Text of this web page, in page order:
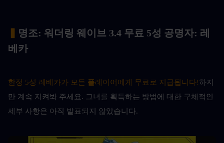
명조: 워더링 웨이브 3.4 무료 5성 공명자: 레
베카
한정 5성 레베카가 모든 플레이어에게 무료로 지급됩니다!하지
만 계속 지켜봐 주세요. 그녀를 획득하는 방법에 대한 구체적인
세부 사항은 아직 발표되지 않았습니다.